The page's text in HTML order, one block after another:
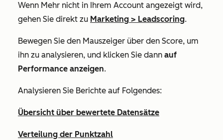
Wenn Mehr nicht in Ihrem Account angezeigt wird,
gehen Sie direkt zu Marketing > Leadscoring.
Bewegen Sie den Mauszeiger über den Score, um
ihn zu analysieren, und klicken Sie dann auf
Performance anzeigen.
Analysieren Sie Berichte auf Folgendes:
Übersicht über bewertete Datensätze
Verteilung der Punktzahl